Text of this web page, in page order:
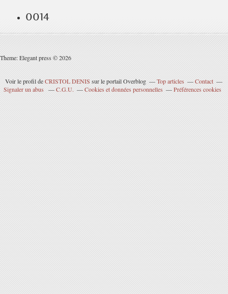
0014
Theme: Elegant press © 2026
Voir le profil deCRISTOL DENIS sur le portail Overblog Top articles
Contact
Signaler un abus
C.G.U. Cookies et données personnelles Préférences cookies